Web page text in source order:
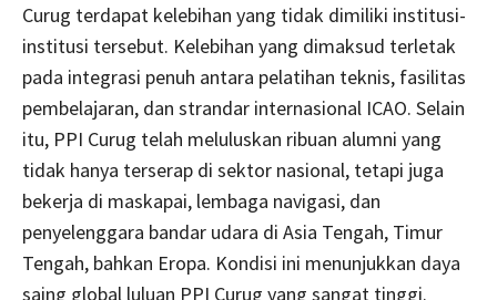
Curug terdapat kelebihan yang tidak dimiliki institusi-
institusi tersebut. Kelebihan yang dimaksud terletak
pada integrasi penuh antara pelatihan teknis, fasilitas
pembelajaran, dan strandar internasional ICAO. Selain
itu, PPI Curug telah meluluskan ribuan alumni yang
tidak hanya terserap di sektor nasional, tetapi juga
bekerja di maskapai, lembaga navigasi, dan
penyelenggara bandar udara di Asia Tengah, Timur
Tengah, bahkan Eropa. Kondisi ini menunjukkan daya
saing global luluan PPI Curug yang sangat tinggi.